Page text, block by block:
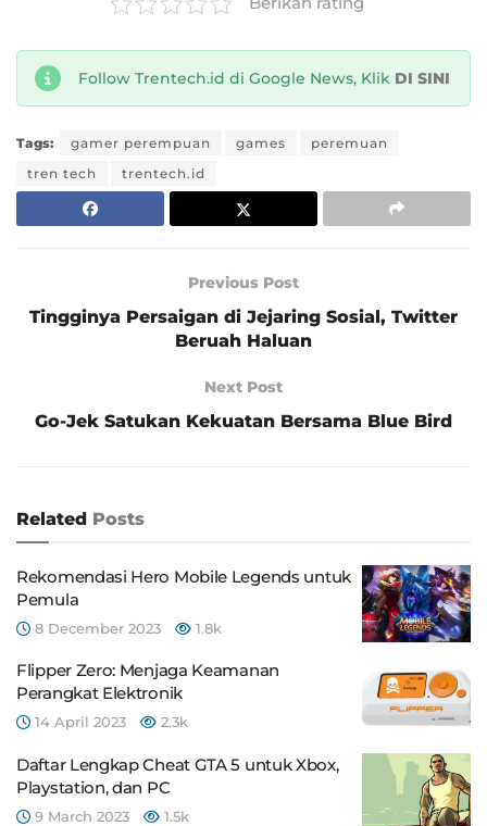
Follow Trentech.id di Google News, Klik DI SINI
Tags: gamer perempuan games
peremuan
tren tech
trentech.id
Previous Post
Tingginya Persaigan di Jejaring Sosial, Twitter
Beruah Haluan
Next Post
Go-Jek Satukan Kekuatan Bersama Blue Bird
Related Posts
Rekomendasi Hero Mobile Legends untuk
Pemula
8 December 2023 1.8k
Flipper Zero: Menjaga Keamanan
Perangkat Elektronik
14 April 2023 2.3k
Daftar Lengkap Cheat GTA 5 untuk Xbox,
Playstation, dan PC
9 March 2023 1.5k